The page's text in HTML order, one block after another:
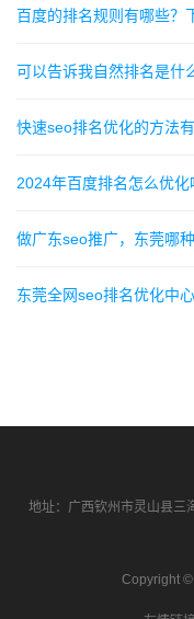
百度的排名规则有哪些？
可以告诉我自然排名是什
快速seo排名优化的方法有
2024年百度排名怎么优化
做广东seo推广，东莞哪
东莞全网seo排名优化中
地址：广西钦州市灵山县三
Copyright